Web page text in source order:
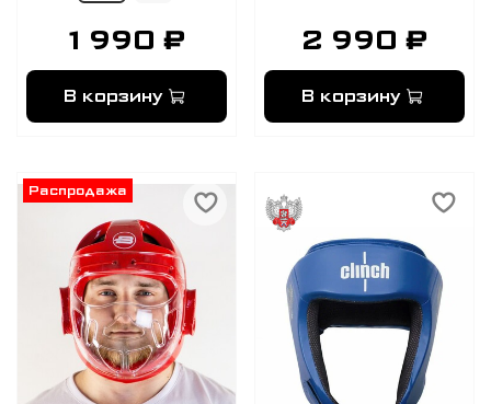
1 990 ₽
В корзину
2 990 ₽
В корзину
Распродажа